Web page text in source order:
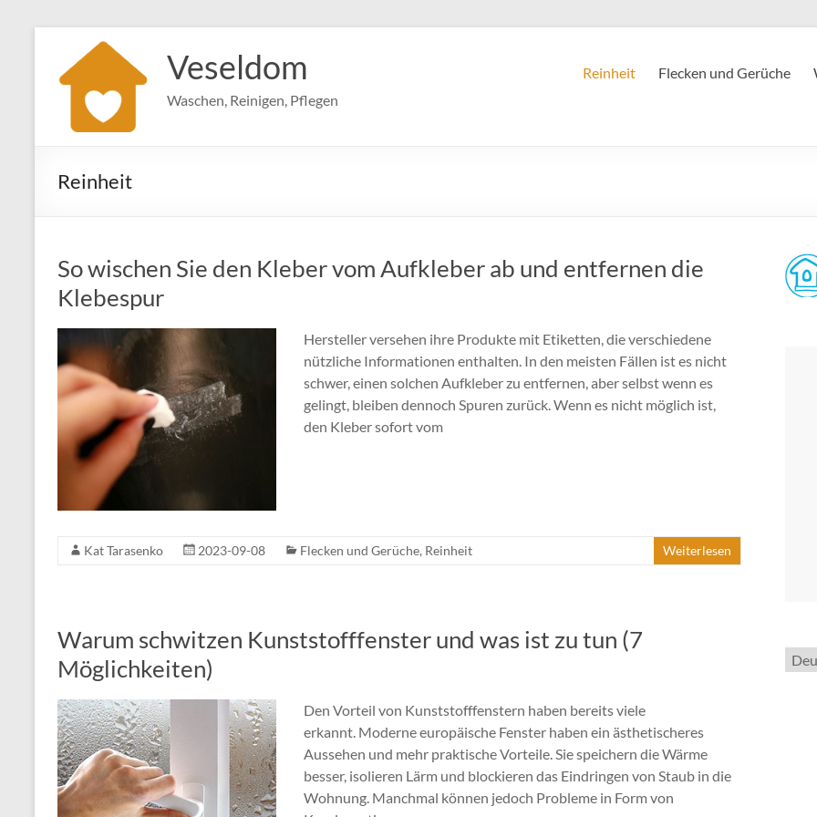
springen
Veseldom
Waschen, Reinigen, Pflegen
Reinheit Flecken und Gerüche
Reinheit
So wischen Sie den Kleber vom Aufkleber ab und entfernen die
Klebespur
Hersteller versehen ihre Produkte mit Etiketten, die verschiedene
nützliche Informationen enthalten. In den meisten Fällen ist es nicht
schwer, einen solchen Aufkleber zu entfernen, aber selbst wenn es
gelingt, bleiben dennoch Spuren zurück. Wenn es nicht möglich ist,
den Kleber sofort vom
Kat Tarasenko 2023-09-08 Flecken und Gerüche, Reinheit Weiterlesen
Warum schwitzen Kunststofffenster und was ist zu tun (7
Möglichkeiten)
Den Vorteil von Kunststofffenstern haben bereits viele
erkannt. Moderne europäische Fenster haben ein ästhetischeres
Aussehen und mehr praktische Vorteile. Sie speichern die Wärme
besser, isolieren Lärm und blockieren das Eindringen von Staub in die
Wohnung. Manchmal können jedoch Probleme in Form von